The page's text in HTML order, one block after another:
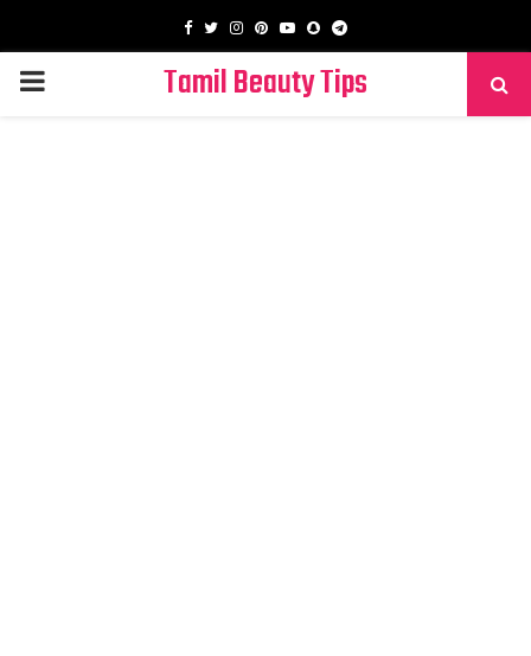
Facebook
TwitterInstagram
PinterestYoutube
SnapchatTelegram
PRIMARY
Tamil Beauty Tips